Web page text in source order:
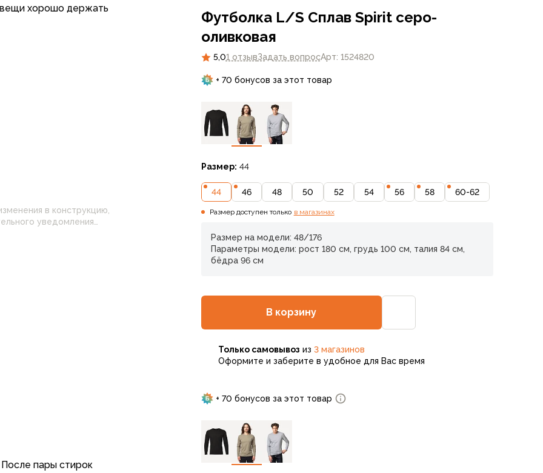
вещи хорошо держать
различных
силуэт,
в конструкцию,
пары стирок
+ 70 бонусов за этот товар
Размер: 44
44 46 48 50 52 54 56 58 60-62
Размер доступен только в магазинах
Размер на модели: 48/176
Параметры модели: рост 180 см, грудь 100 см, талия 84 см,
бёдра 96 см
В корзину
Только самовывоз из 3 магазинов
Оформите и заберите в удобное для Вас время
+ 70 бонусов за этот товар
Футболка L/S Сплав Spirit серо-
оливковая
5,01 отзывЗадать вопросАрт: 1524820